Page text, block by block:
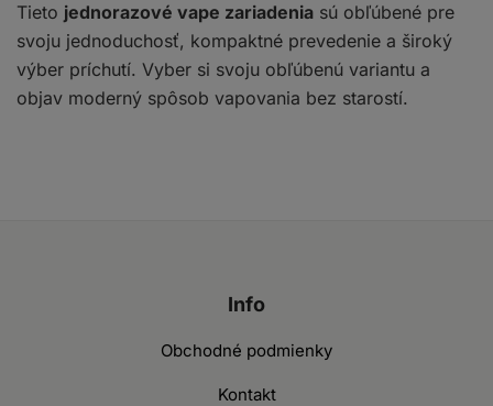
Tieto jednorazové vape zariadenia sú obľúbené pre
svoju jednoduchosť, kompaktné prevedenie a široký
výber príchutí. Vyber si svoju obľúbenú variantu a
objav moderný spôsob vapovania bez starostí.
Info
Obchodné podmienky
Kontakt